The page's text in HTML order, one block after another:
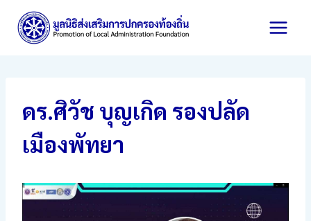
content
ดร.ศิวัช บุญเกิด รองปลัด
เมืองพัทยา